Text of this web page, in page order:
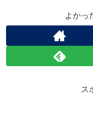
よかっ
ス